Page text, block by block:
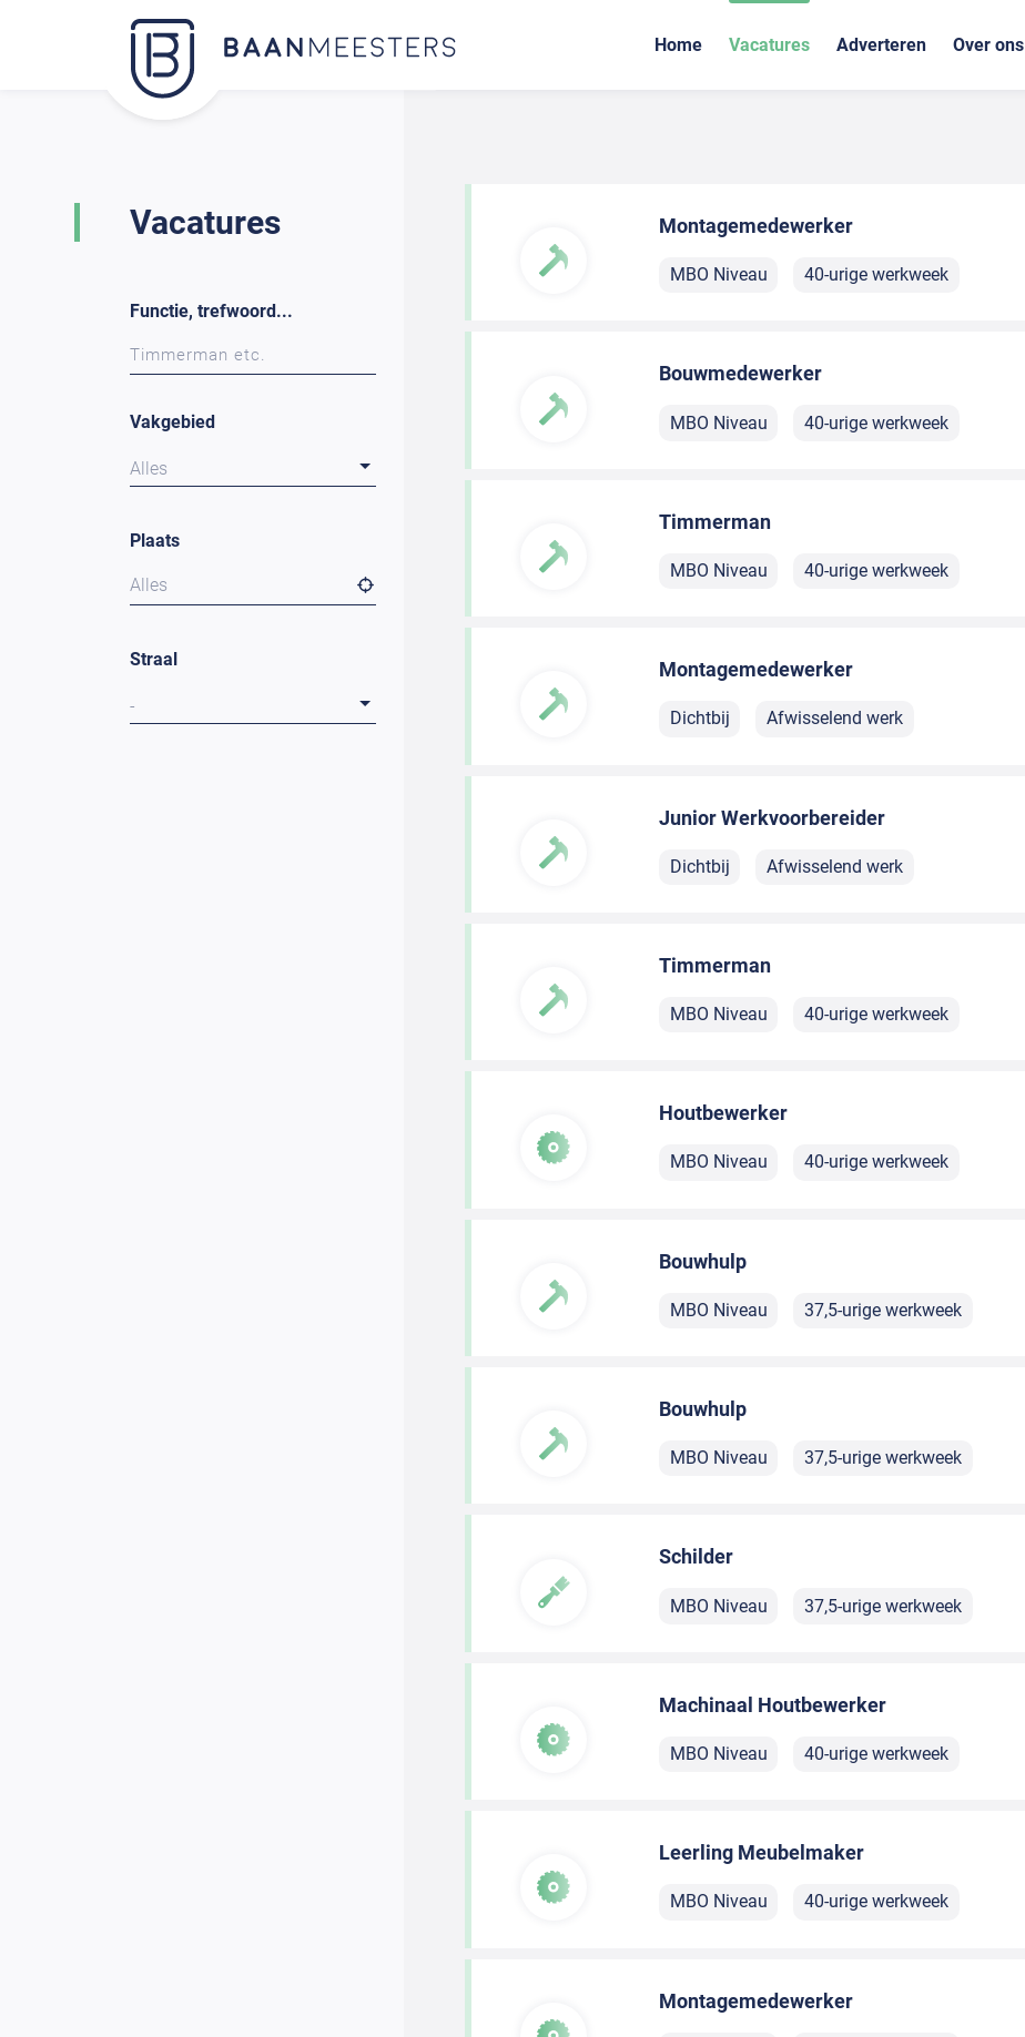
Home Vacatures Adverteren Over ons
Vacatures
Functie, trefwoord...
Vakgebied
Alles
Plaats
Alles
Straal
-
Montagemedewerker
MBO Niveau 40-urige werkweek
Bouwmedewerker
MBO Niveau 40-urige werkweek
Timmerman
MBO Niveau 40-urige werkweek
Montagemedewerker
Dichtbij Afwisselend werk
Junior Werkvoorbereider
Dichtbij Afwisselend werk
Timmerman
MBO Niveau 40-urige werkweek
Houtbewerker
MBO Niveau 40-urige werkweek
Bouwhulp
MBO Niveau 37,5-urige werkweek
Bouwhulp
MBO Niveau 37,5-urige werkweek
Schilder
MBO Niveau 37,5-urige werkweek
Machinaal Houtbewerker
MBO Niveau 40-urige werkweek
Leerling Meubelmaker
MBO Niveau 40-urige werkweek
Montagemedewerker